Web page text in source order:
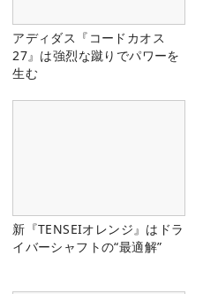
アディダス『コードカオス
27』は強烈な蹴りでパワーを
生む
新『TENSEIオレンジ』はドラ
イバーシャフトの“最適解”